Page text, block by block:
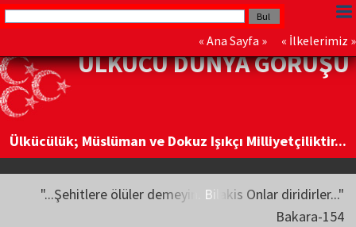
« Ana Sayfa » « İlkelerimiz »
ÜLKÜCÜ DÜNYA GÖRÜŞÜ
Ülkücülük; Müslüman ve Dokuz Işıkçı Milliyetçiliktir...
"...Şehitlere ölüler demeyin. Bilakis Onlar diridirler..."
Bakara-154